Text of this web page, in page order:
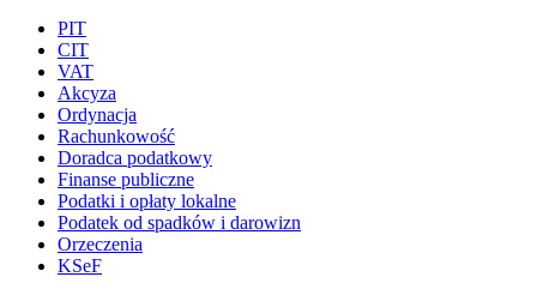
PIT
CIT
VAT
Akcyza
Ordynacja
Rachunkowość
Doradca podatkowy
Finanse publiczne
Podatki i opłaty lokalne
Podatek od spadków i darowizn
Orzeczenia
KSeF